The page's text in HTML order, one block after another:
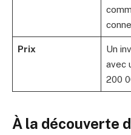
Prix
Un
avec
200
À la découverte